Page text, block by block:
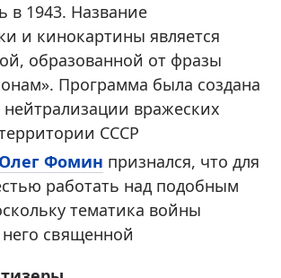
в 1943. Название
и кинокартины является
образованной от фразы
Программа была создана
вражеских
СССР
Олег Фомин признался, что для
работать над подобным
тематика войны
него священной